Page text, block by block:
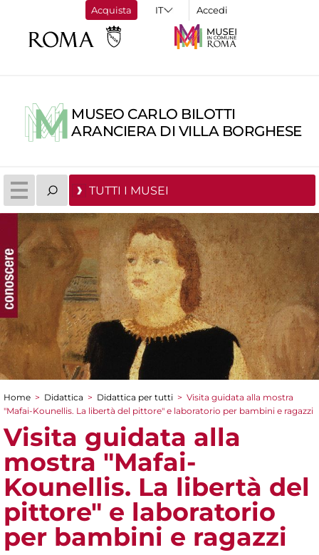
Acquista Accedi
MUSEO CARLO BILOTTI
ARANCIERA DI VILLA BORGHESE
TUTTI I MUSEI
Tu sei qui
Home > Didattica > Didattica per tutti > Visita guidata alla mostra
"Mafai-Kounellis. La libertà del pittore" e laboratorio per bambini e ragazzi
Visita guidata alla
mostra "Mafai-
Kounellis. La libertà del
pittore" e laboratorio
per bambini e ragazzi